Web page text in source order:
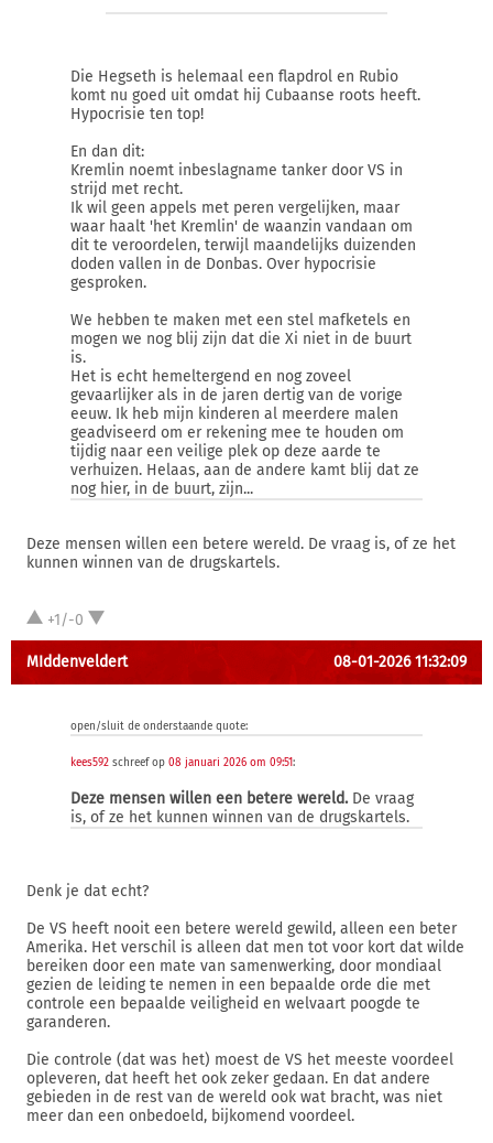
Die Hegseth is helemaal een flapdrol en Rubio
komt nu goed uit omdat hij Cubaanse roots heeft.
Hypocrisie ten top!
En dan dit:
Kremlin noemt inbeslagname tanker door VS in
strijd met recht.
Ik wil geen appels met peren vergelijken, maar
waar haalt 'het Kremlin' de waanzin vandaan om
dit te veroordelen, terwijl maandelijks duizenden
doden vallen in de Donbas. Over hypocrisie
gesproken.
We hebben te maken met een stel mafketels en
mogen we nog blij zijn dat die Xi niet in de buurt
is.
Het is echt hemeltergend en nog zoveel
gevaarlijker als in de jaren dertig van de vorige
eeuw. Ik heb mijn kinderen al meerdere malen
geadviseerd om er rekening mee te houden om
tijdig naar een veilige plek op deze aarde te
verhuizen. Helaas, aan de andere kamt blij dat ze
nog hier, in de buurt, zijn...
Deze mensen willen een betere wereld. De vraag is, of ze het
kunnen winnen van de drugskartels.
+1/-0
MIddenveldert 08-01-2026 11:32:09
open/sluit de onderstaande quote:
kees592 schreef op 08 januari 2026 om 09:51:
Deze mensen willen een betere wereld.De vraag
is, of ze het kunnen winnen van de drugskartels.
Denk je dat echt?
De VS heeft nooit een betere wereld gewild, alleen een beter
Amerika. Het verschil is alleen dat men tot voor kort dat wilde
bereiken door een mate van samenwerking, door mondiaal
gezien de leiding te nemen in een bepaalde orde die met
controle een bepaalde veiligheid en welvaart poogde te
garanderen.
Die controle (dat was het) moest de VS het meeste voordeel
opleveren, dat heeft het ook zeker gedaan. En dat andere
gebieden in de rest van de wereld ook wat bracht, was niet
meer dan een onbedoeld, bijkomend voordeel.